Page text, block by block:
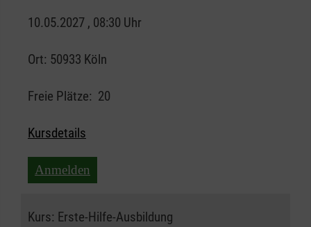
10.05.2027 , 08:30 Uhr
Ort: 50933 Köln
Freie Plätze: 20
Kursdetails
Anmelden
Kurs: Erste-Hilfe-Ausbildung